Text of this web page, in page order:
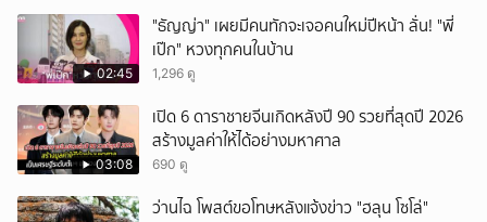
02:45
"ธัญญ่า" เผยมีคนทักจะเจอคนใหม่ปีหน้า ลั่น! "พี่
เป๊ก" หวงทุกคนในบ้าน
1,296 ดู
03:08
เปิด 6 ดาราชายจีนเกิดหลังปี 90 รวยที่สุดปี 2026
สร้างมูลค่าให้ได้อย่างมหาศาล
690 ดู
ว่านไฉ โพสต์ขอโทษหลังแจ้งข่าว "ฮลุน โซโล่"